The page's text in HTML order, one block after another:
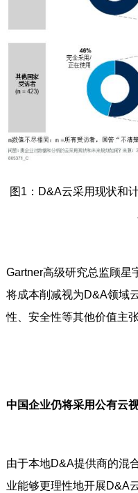
图1：D&A云采用现状和
Gartner高级研究总监顾星
将成本削减视为D&A领域
性、安全性等其他价值主
中国企业仍将采用公有云
由于本地D&A提供商的混
业能够更理性地开展D&A